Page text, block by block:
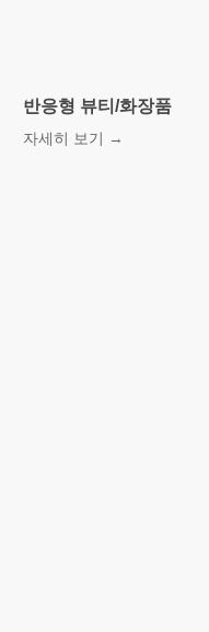
반응형 뷰티/화장품
자세히 보기 →